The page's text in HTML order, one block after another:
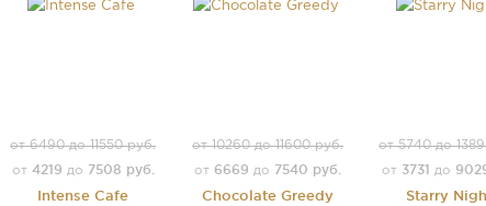
от 6490 до 11550 руб.
от 4219 до 7508 руб.
Intense Cafe
от 10260 до 11600 руб.
от 6669 до 7540 руб.
Chocolate Greedy
от 5740 до
от 3731 до
Starry